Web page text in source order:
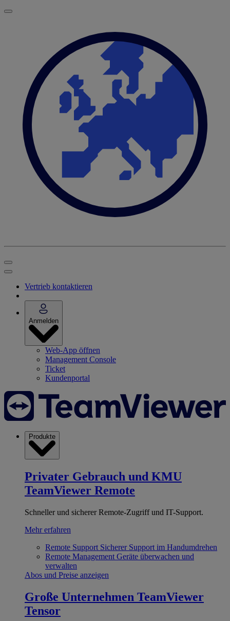
Vertrieb kontaktieren
Anmelden
Web-App öffnen
Management Console
Ticket
Kundenportal
Produkte
Privater Gebrauch und KMU
TeamViewer Remote
Schneller und sicherer Remote-Zugriff und IT-Support.
Mehr erfahren
Remote Support Sicherer Support im Handumdrehen
Remote Management Geräte überwachen und
verwalten
Abos und Preise anzeigen
Große Unternehmen TeamViewer
Tensor